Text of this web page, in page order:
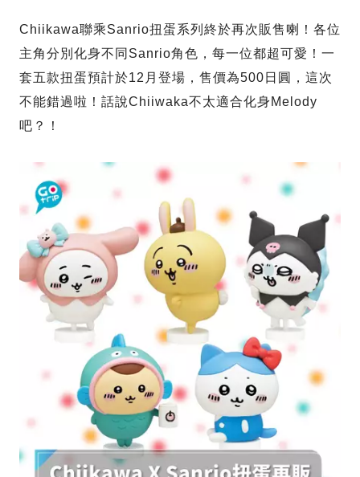
Chiikawa聯乘Sanrio扭蛋系列終於再次販售喇！各位
主角分別化身不同Sanrio角色，每一位都超可愛！一
套五款扭蛋預計於12月登場，售價為500日圓，這次
不能錯過啦！話說Chiiwaka不太適合化身Melody
吧？！